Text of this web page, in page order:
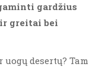
gardžius
greitai bei
desertų? Tam